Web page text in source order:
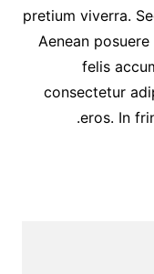
pretium viverra.
Aenean
felis
consectetur
eros. In